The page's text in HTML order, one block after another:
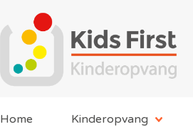
Home Kinderopvang